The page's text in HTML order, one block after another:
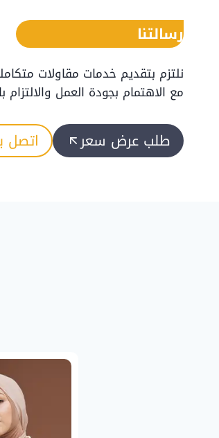
رسالتنا
نلتزم بتقديم خدمات مقاولات
مع الاهتمام بجودة العمل والالتزام
طلب عرض سعر اتصل